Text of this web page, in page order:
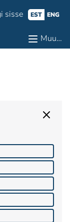
sisse EST ENG
Muu…